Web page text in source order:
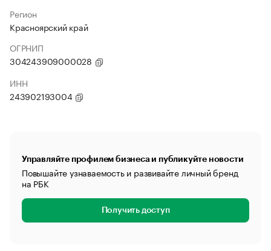
Регион
Красноярский край
ОГРНИП
304243909000028
ИНН
243902193004
Управляйте профилем бизнеса и публикуйте новости
Повышайте узнаваемость и развивайте личный бренд
на РБК
Получить доступ